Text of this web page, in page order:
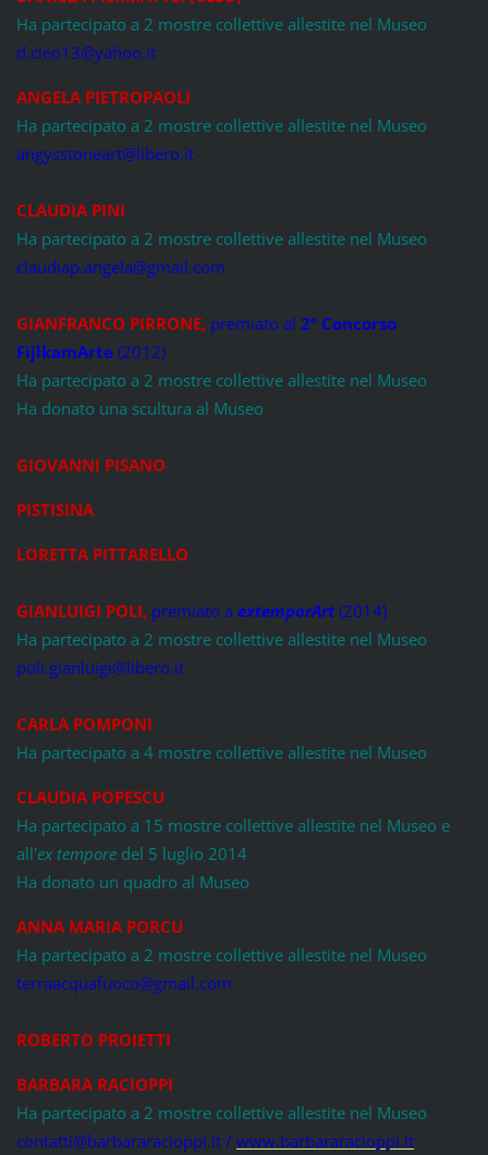
Ha partecipato a 2 mostre collettive allestite nel Museo
d.cleo13@yahoo.it
ANGELA PIETROPAOLI
Ha partecipato a 2 mostre collettive allestite nel Museo
angysstoneart@libero.it
CLAUDIA PINI
Ha partecipato a 2 mostre collettive allestite nel Museo
claudiap.angela@gmail.com
GIANFRANCO PIRRONE, premiato al 2° Concorso
FijlkamArte(2012)
Ha partecipato a 2 mostre collettive allestite nel Museo
Ha donato una scultura al Museo
GIOVANNI PISANO
PISTISINA
LORETTA PITTARELLO
GIANLUIGI POLI, premiato a extemporArt(2014)
Ha partecipato a 2 mostre collettive allestite nel Museo
poli.gianluigi@libero.it
CARLA POMPONI
Ha partecipato a 4 mostre collettive allestite nel Museo
CLAUDIA POPESCU
Ha partecipato a 15 mostre collettive allestite nel Museo e
all'ex temporedel 5 luglio 2014
Ha donato un quadro al Museo
ANNA MARIA PORCU
Ha partecipato a 2 mostre collettive allestite nel Museo
terraacquafuoco@gmail.com
ROBERTO PROIETTI
BARBARA RACIOPPI
Ha partecipato a 2 mostre collettive allestite nel Museo
contatti@barbararacioppi.it / www.barbararacioppi.it